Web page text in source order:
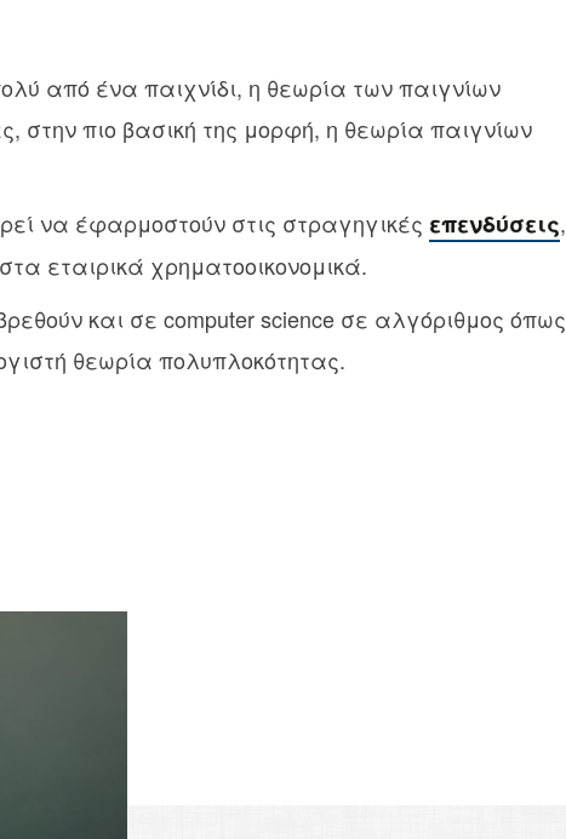
από ένα παιχνίδι, η θεωρία των παιγνίων
στην πιο βασική της μορφή, η θεωρία παιγνίων
να έφαρμοστούν στις στραγηγικές επενδύσεις,
εταιρικά χρηματοοικονομικά.
και σε computer science σε αλγόριθμος όπως
θεωρία πολυπλοκότητας.